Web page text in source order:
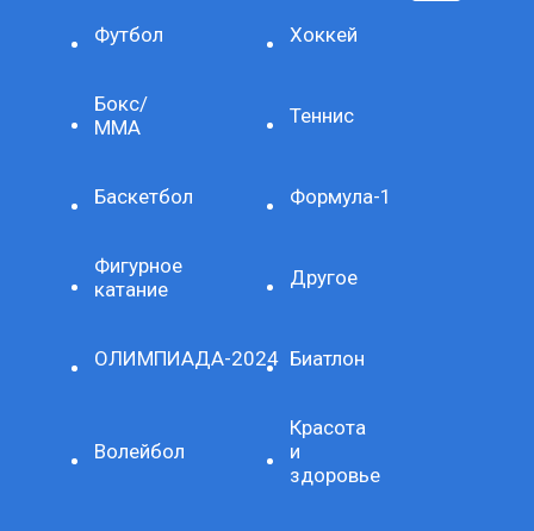
Футбол Хоккей
Бокс/
ММА
Теннис
Баскетбол Формула-1
Фигурное
катание
Другое
ОЛИМПИАДА-2024 Биатлон
Волейбол
Красота
и
здоровье